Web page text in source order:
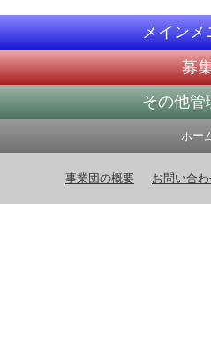
メインメ
募
その他管
ホー
事業団の概要 お問い合